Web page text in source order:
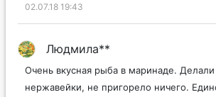
02.07.18 19:43
Людмила**
Очень вкусная рыба в маринаде.
нержавейки, не пригорело ничего.